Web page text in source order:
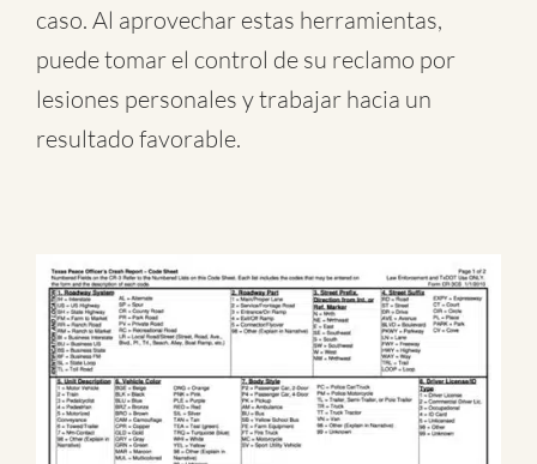
caso. Al aprovechar estas herramientas,
puede tomar el control de su reclamo por
lesiones personales y trabajar hacia un
resultado favorable.